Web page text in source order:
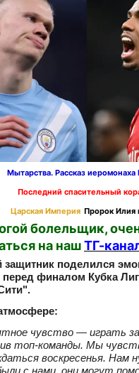
Мытарства. Рассказ иеромонаха
Последний спасительный
Царская Империя Пророк Илия
болельщик,
на нашТГ-
защитник поделился
финалом Кубка
чувство — играть
топ‑команды. Мы
воскресенья. Нам
с нами, они могут